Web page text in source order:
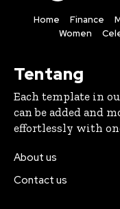
Home Finance
Women
Tentang
Each template in
can be added and
effortlessly with
About us
Contact us